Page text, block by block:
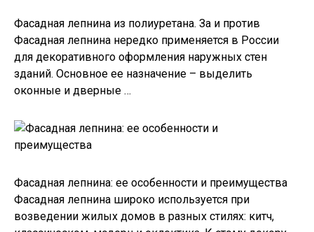
Фасадная лепнина из полиуретана. За и против
Фасадная лепнина нередко применяется в России
для декоративного оформления наружных стен
зданий. Основное ее назначение – выделить
оконные и дверные …
Фасадная лепнина: ее особенности и преимущества
Фасадная лепнина широко используется при
возведении жилых домов в разных стилях: китч,